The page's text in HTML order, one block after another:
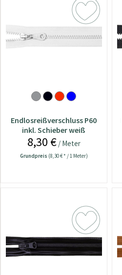
Endlosreißverschluss P60
inkl. Schieber weiß
8,30 €/ Meter
Grundpreis (8,30 € * / 1 Meter)